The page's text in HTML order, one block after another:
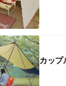
カップ